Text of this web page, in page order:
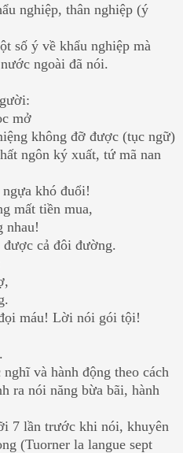
nghiệp, thân nghiệp (ý
số ý về khẩu nghiệp mà
ngoài đã nói.
mở
không đỡ được (tục ngữ)
ngôn ký xuất, tứ mã nan
khó đuổi!
mất tiền mua,
nhau!
cả đôi đường.
máu! Lời nói gói tội!
và hành động theo cách
ra nói năng bừa bãi, hành
7 lần trước khi nói, khuyên
(Tuorner la langue sept